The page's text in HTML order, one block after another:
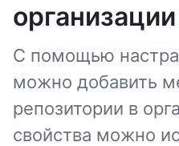
организации
С помощью
можно добавить
репозитории в
свойства можно